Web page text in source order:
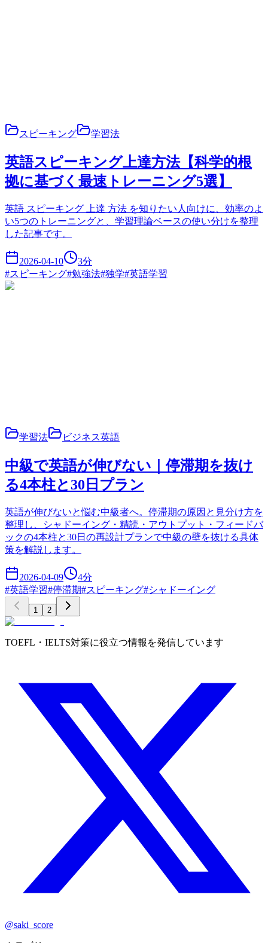
スピーキング 学習法
英語スピーキング上達方法【科学的根
拠に基づく最速トレーニング5選】
英語 スピーキング 上達 方法 を知りたい人向けに、効率のよ
い5つのトレーニングと、学習理論ベースの使い分けを整理
した記事です。
2026-04-10 3分
#スピーキング#勉強法#独学#英語学習
学習法 ビジネス英語
中級で英語が伸びない｜停滞期を抜け
る4本柱と30日プラン
英語が伸びないと悩む中級者へ。停滞期の原因と見分け方を
整理し、シャドーイング・精読・アウトプット・フィードバ
ックの4本柱と30日の再設計プランで中級の壁を抜ける具体
策を解説します。
2026-04-09 4分
#英語学習#停滞期#スピーキング#シャドーイング
1 2
TOEFL・IELTS対策に役立つ情報を発信しています
@saki_score